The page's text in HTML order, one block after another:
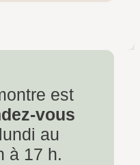
est
vous
au
à 17 h.